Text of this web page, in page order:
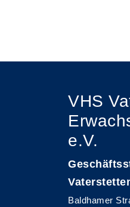
VHS
e.V.
Baldhamer